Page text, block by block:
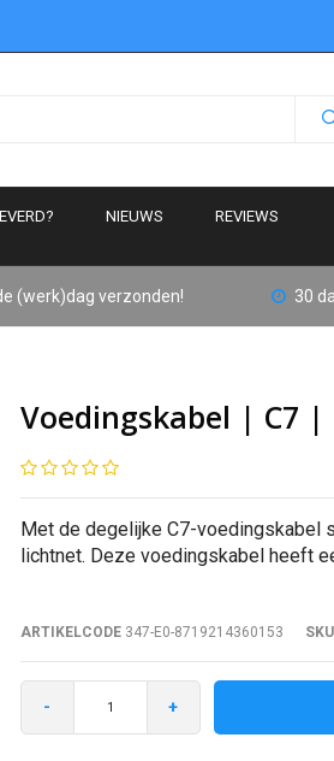
NIEUWS REVIEWS
(werk)dag verzonden! 30
Voedingskabel | C7
Met de degelijke C7-voedingskabel
lichtnet. Deze voedingskabel heeft
ARTIKELCODE347-E0-8719214360153 SKU
- +